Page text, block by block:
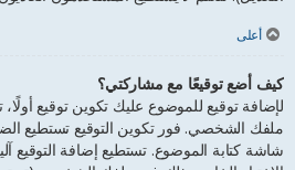
أعلى
كيف أضع توقيعًا مع مشاركتي؟
لإضافة توقيع للموضوع عليك تكوين توقيع
ملفك الشخصي. فور تكوين التوقيع تستطيع
شاشة كتابة الموضوع. تستطيع إضافة التوقيع